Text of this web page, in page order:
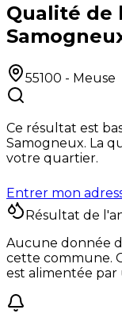
Qualité de
55100 - Meuse
Ce résultat est
Samogneux. La
votre quartier.
Entrer mon
Résultat de
Aucune donnée
cette commune.
est alimentée par